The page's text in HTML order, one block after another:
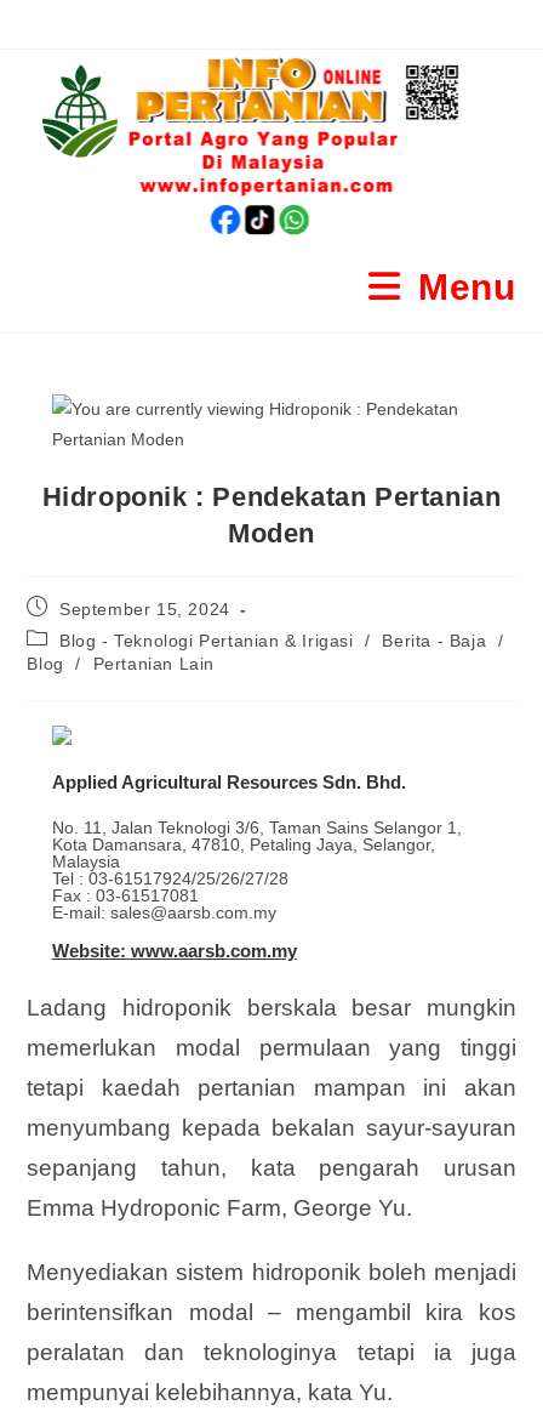
Menu
Hidroponik : Pendekatan Pertanian
Moden
September 15, 2024
Blog - Teknologi Pertanian & Irigasi
/ Berita - Baja
/
Blog
/ Pertanian Lain
Applied Agricultural Resources Sdn. Bhd.
No. 11, Jalan Teknologi 3/6, Taman Sains Selangor 1,
Kota Damansara, 47810, Petaling Jaya, Selangor,
Malaysia
Tel : 03-61517924/25/26/27/28
Fax : 03-61517081
E-mail: sales@aarsb.com.my
Website: www.aarsb.com.my
Ladang hidroponik berskala besar mungkin
memerlukan modal permulaan yang tinggi
tetapi kaedah pertanian mampan ini akan
menyumbang kepada bekalan sayur-sayuran
sepanjang tahun, kata pengarah urusan
Emma Hydroponic Farm, George Yu.
Menyediakan sistem hidroponik boleh menjadi
berintensifkan modal – mengambil kira kos
peralatan dan teknologinya tetapi ia juga
mempunyai kelebihannya, kata Yu.